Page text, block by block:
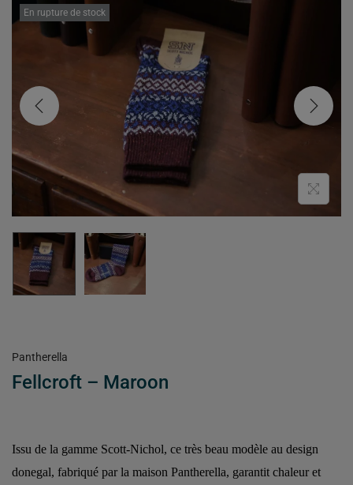
En rupture de stock
Pantherella
Fellcroft – Maroon
Issu de la gamme Scott-Nichol, ce très beau modèle au design
donegal, fabriqué par la maison Pantherella, garantit chaleur et